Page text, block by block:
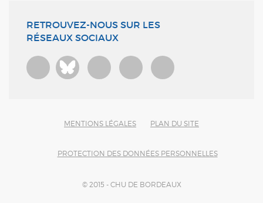
RETROUVEZ-NOUS SUR LES
RÉSEAUX SOCIAUX
Bluesky
MENTIONS LÉGALES PLAN DU SITE
PROTECTION DES DONNÉES PERSONNELLES
© 2015 - CHU DE BORDEAUX